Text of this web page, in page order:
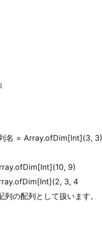
名 = Array.ofDim[Int](3, 3)
9)
3, 4
列の配列として扱います。